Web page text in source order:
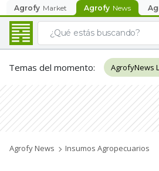
Agrofy Market Agrofy News
Temas del momento: AgrofyNews
Agrofy News Insumos Agropecuarios